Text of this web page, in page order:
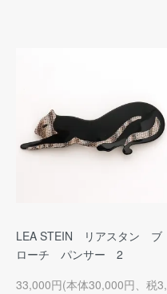
LEA STEIN リアスタン ブ
ローチ パンサー 2
33,000円(本体30,000円、税3,